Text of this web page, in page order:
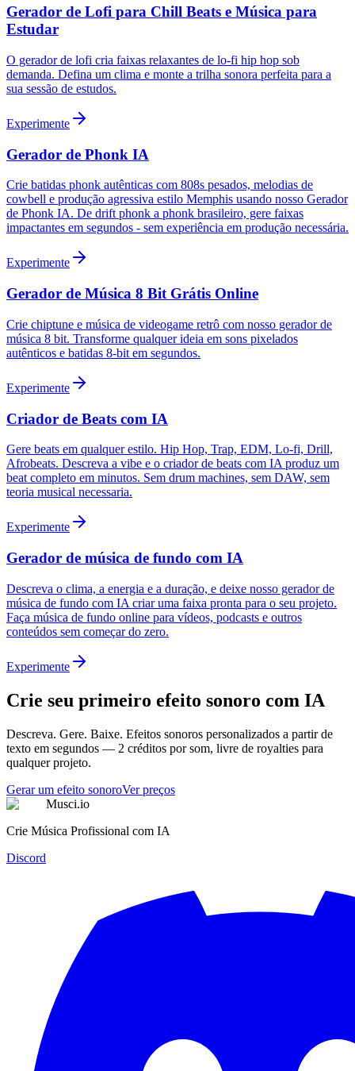
Gerador de Lofi para Chill Beats e Música para
Estudar
O gerador de lofi cria faixas relaxantes de lo-fi hip hop sob
demanda. Defina um clima e monte a trilha sonora perfeita para a
sua sessão de estudos.
Experimente
Gerador de Phonk IA
Crie batidas phonk autênticas com 808s pesados, melodias de
cowbell e produção agressiva estilo Memphis usando nosso Gerador
de Phonk IA. De drift phonk a phonk brasileiro, gere faixas
impactantes em segundos - sem experiência em produção necessária.
Experimente
Gerador de Música 8 Bit Grátis Online
Crie chiptune e música de videogame retrô com nosso gerador de
música 8 bit. Transforme qualquer ideia em sons pixelados
autênticos e batidas 8-bit em segundos.
Experimente
Criador de Beats com IA
Gere beats em qualquer estilo. Hip Hop, Trap, EDM, Lo-fi, Drill,
Afrobeats. Descreva a vibe e o criador de beats com IA produz um
beat completo em minutos. Sem drum machines, sem DAW, sem
teoria musical necessaria.
Experimente
Gerador de música de fundo com IA
Descreva o clima, a energia e a duração, e deixe nosso gerador de
música de fundo com IA criar uma faixa pronta para o seu projeto.
Faça música de fundo online para vídeos, podcasts e outros
conteúdos sem começar do zero.
Experimente
Crie seu primeiro efeito sonoro com IA
Descreva. Gere. Baixe. Efeitos sonoros personalizados a partir de
texto em segundos — 2 créditos por som, livre de royalties para
qualquer projeto.
Gerar um efeito sonoroVer preços
Musci.io
Crie Música Profissional com IA
Discord